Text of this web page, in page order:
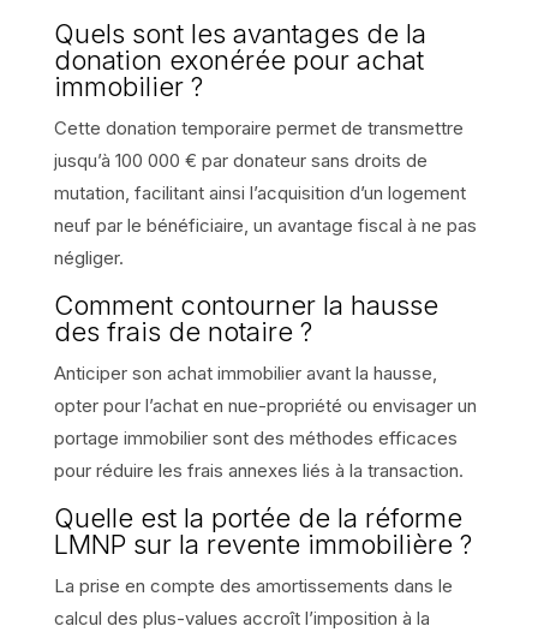
Quels sont les avantages de la
donation exonérée pour achat
immobilier ?
Cette donation temporaire permet de transmettre
jusqu’à 100 000 € par donateur sans droits de
mutation, facilitant ainsi l’acquisition d’un logement
neuf par le bénéficiaire, un avantage fiscal à ne pas
négliger.
Comment contourner la hausse
des frais de notaire ?
Anticiper son achat immobilier avant la hausse,
opter pour l’achat en nue-propriété ou envisager un
portage immobilier sont des méthodes efficaces
pour réduire les frais annexes liés à la transaction.
Quelle est la portée de la réforme
LMNP sur la revente immobilière ?
La prise en compte des amortissements dans le
calcul des plus-values accroît l’imposition à la